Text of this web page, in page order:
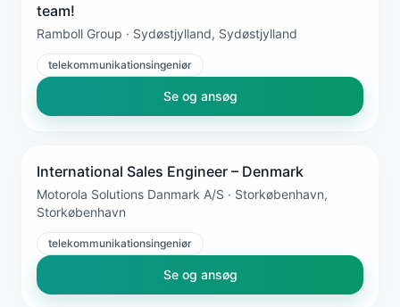
team!
Ramboll Group · Sydøstjylland, Sydøstjylland
telekommunikationsingeniør
Se og ansøg
International Sales Engineer – Denmark
Motorola Solutions Danmark A/S · Storkøbenhavn,
Storkøbenhavn
telekommunikationsingeniør
Se og ansøg